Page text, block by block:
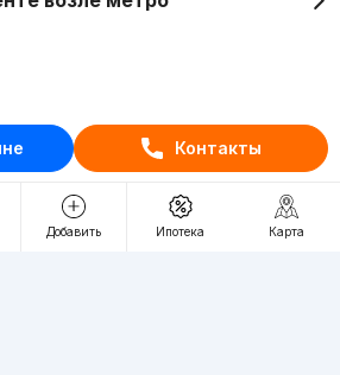
Контакты
Добавить Ипотека Карта